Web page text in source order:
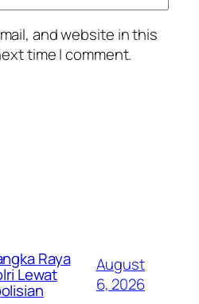
and website in this
time I comment.
Raya
Lewat
August
6, 2026